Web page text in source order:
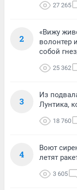
27 265
2
«Вижу
волонтер
собой
25 362
3
Из
Лунтика,
18 760
4
Воют
летят
3 605